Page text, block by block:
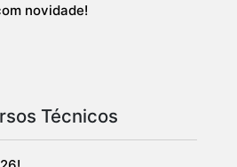
novidade!
Técnicos